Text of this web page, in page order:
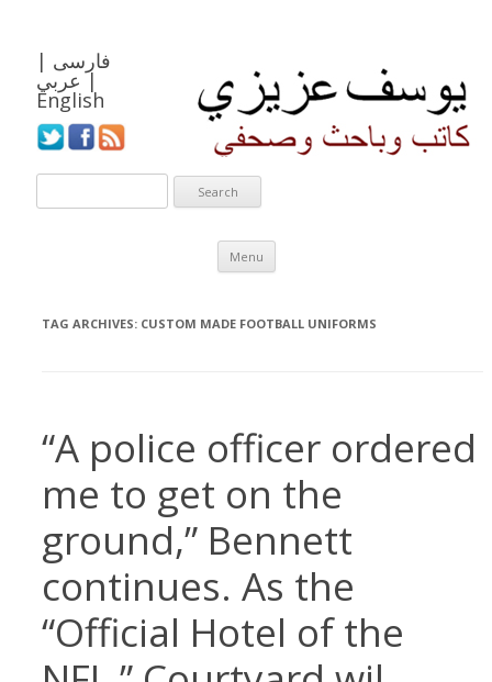
فارسی |
عربي |
English
Menu
Skip to content
TAG ARCHIVES: CUSTOM MADE FOOTBALL UNIFORMS
“A police officer ordered
me to get on the
ground,” Bennett
continues. As the
“Official Hotel of the